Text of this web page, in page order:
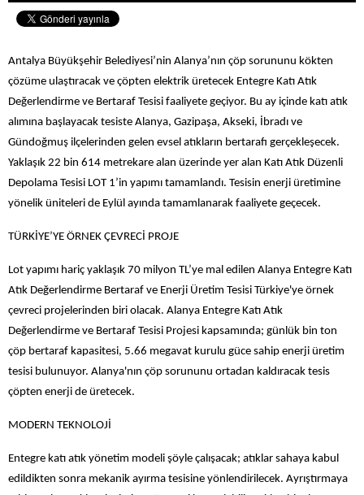
Antalya Büyükşehir Belediyesi’nin Alanya’nın çöp sorununu kökten
çözüme ulaştıracak ve çöpten elektrik üretecek Entegre Katı Atık
Değerlendirme ve Bertaraf Tesisi faaliyete geçiyor. Bu ay içinde katı atık
alımına başlayacak tesiste Alanya, Gazipaşa, Akseki, İbradı ve
Gündoğmuş ilçelerinden gelen evsel atıkların bertarafı gerçekleşecek.
Yaklaşık 22 bin 614 metrekare alan üzerinde yer alan Katı Atık Düzenli
Depolama Tesisi LOT 1’in yapımı tamamlandı. Tesisin enerji üretimine
yönelik üniteleri de Eylül ayında tamamlanarak faaliyete geçecek.
TÜRKİYE’YE ÖRNEK ÇEVRECİ PROJE
Lot yapımı hariç yaklaşık 70 milyon TL’ye mal edilen Alanya Entegre Katı
Atık Değerlendirme Bertaraf ve Enerji Üretim Tesisi Türkiye'ye örnek
çevreci projelerinden biri olacak. Alanya Entegre Katı Atık
Değerlendirme ve Bertaraf Tesisi Projesi kapsamında; günlük bin ton
çöp bertaraf kapasitesi, 5.66 megavat kurulu güce sahip enerji üretim
tesisi bulunuyor. Alanya'nın çöp sorununu ortadan kaldıracak tesis
çöpten enerji de üretecek.
MODERN TEKNOLOJİ
Entegre katı atık yönetim modeli şöyle çalışacak; atıklar sahaya kabul
edildikten sonra mekanik ayırma tesisine yönlendirilecek. Ayrıştırmaya